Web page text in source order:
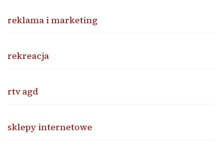
reklama i marketing
rekreacja
rtv agd
sklepy internetowe